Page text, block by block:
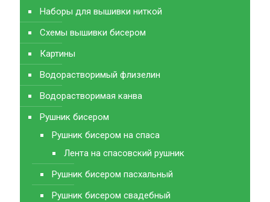
Наборы для вышивки ниткой
Схемы вышивки бисером
Картины
Водорастворимый флизелин
Водорастворимая канва
Рушник бисером
Рушник бисером на спаса
Лента на спасовский рушник
Рушник бисером пасхальный
Рушник бисером свадебный